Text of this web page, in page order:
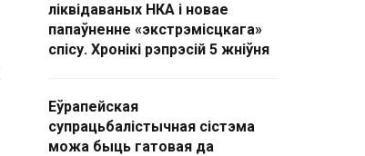
ліквідаваных НКА і новае
папаўненне «экстрэмісцкага»
спісу. Хронікі рэпрэсій 5 жніўня
Еўрапейская
супрацьбалістычная сістэма
можа быць гатовая да